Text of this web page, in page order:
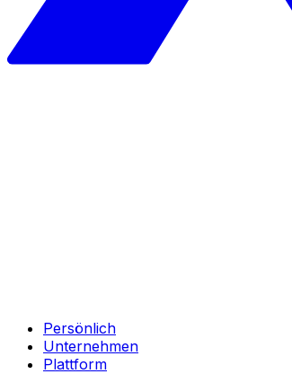
Persönlich
Unternehmen
Plattform